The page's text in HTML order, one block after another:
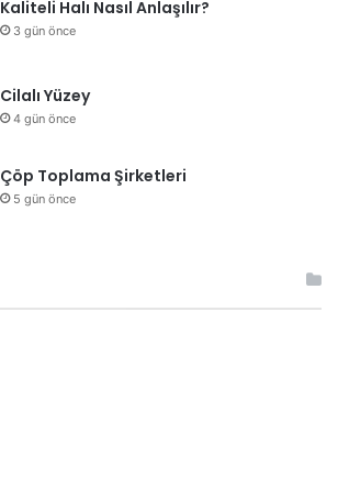
Kaliteli Halı Nasıl Anlaşılır?
3 gün önce
Cilalı Yüzey
4 gün önce
Çöp Toplama Şirketleri
5 gün önce